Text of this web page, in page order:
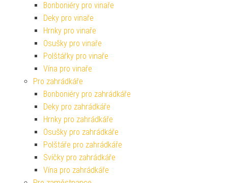
Bonboniéry pro vinaře
Deky pro vinaře
Hrnky pro vinaře
Osušky pro vinaře
Polštářky pro vinaře
Vína pro vinaře
Pro zahrádkáře
Bonboniéry pro zahrádkáře
Deky pro zahrádkáře
Hrnky pro zahrádkáře
Osušky pro zahrádkáře
Polštáře pro zahrádkáře
Svíčky pro zahrádkáře
Vína pro zahrádkáře